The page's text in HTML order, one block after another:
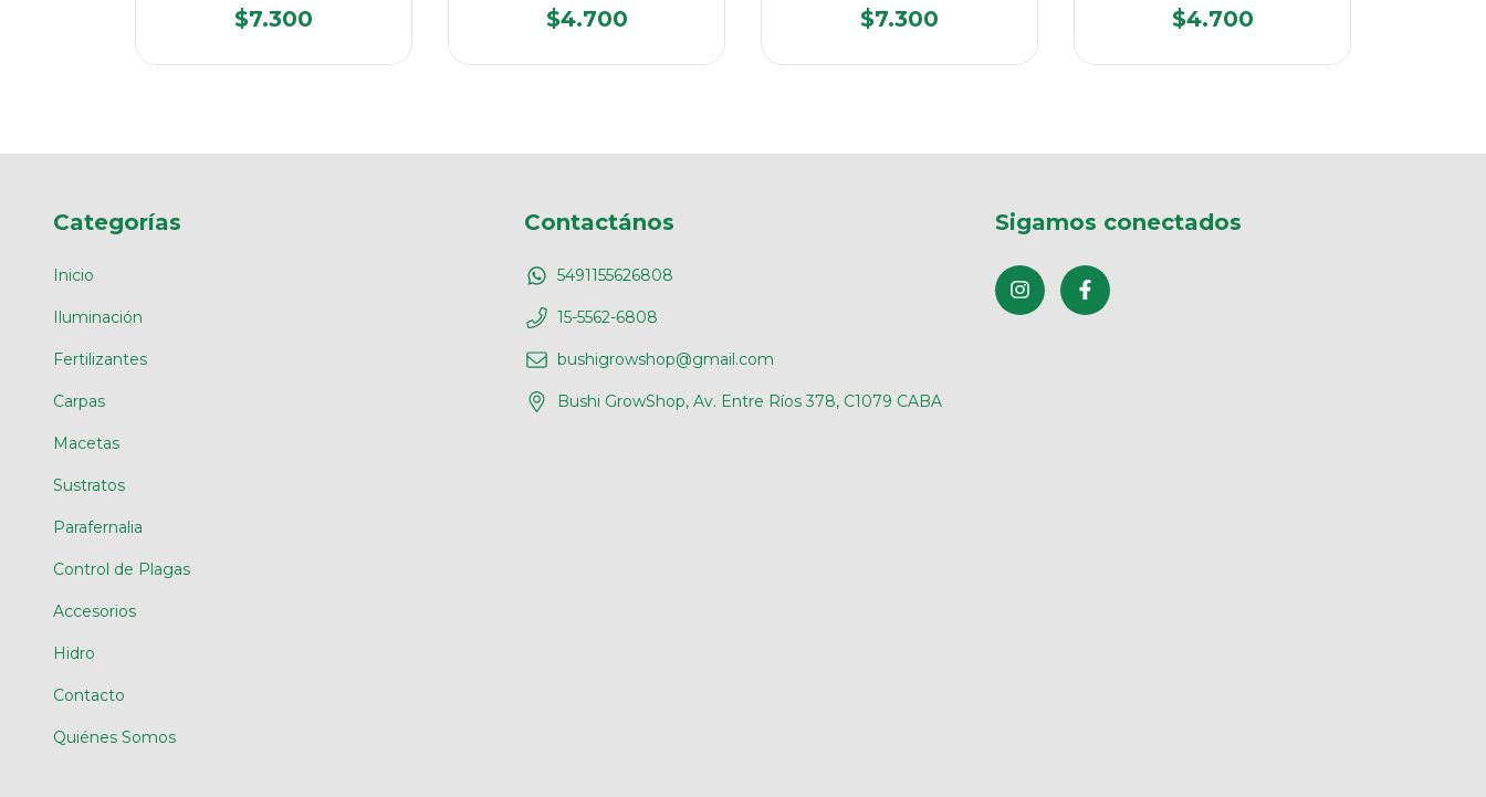
$7.300 $4.700 $7.300 $4.700
Categorías
Inicio
Iluminación
Fertilizantes
Carpas
Macetas
Sustratos
Parafernalia
Control de Plagas
Accesorios
Hidro
Contacto
Quiénes Somos
Contactános
5491155626808
15-5562-6808
bushigrowshop@gmail.com
Bushi GrowShop, Av. Entre Ríos 378, C1079 CABA
Sigamos conectados